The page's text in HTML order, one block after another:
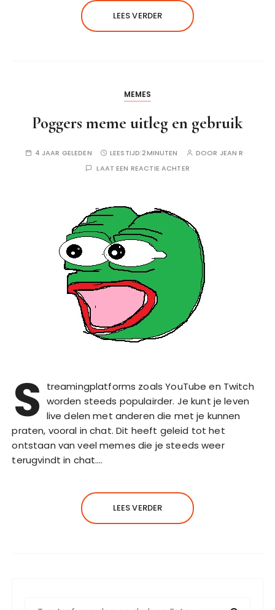
LEES VERDER
MEMES
Poggers meme uitleg en gebruik
4 JAAR GELEDEN LEESTIJD:2MINUTEN DOOR JEAN R
LAAT EEN REACTIE ACHTER
S
treamingplatforms zoals YouTube en Twitch
worden steeds populairder. Je kunt je leven
live delen met anderen die met je kunnen
praten, vooral in chat. Dit heeft geleid tot het
ontstaan van veel memes die je steeds weer
terugvindt in chat….
LEES VERDER